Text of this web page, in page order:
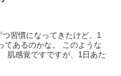
習慣になってきたけど、1
てあるのかな。 このような
肌感覚ですですが、1日あた